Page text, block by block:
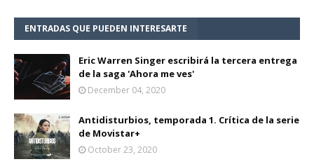
ENTRADAS QUE PUEDEN INTERESARTE
Eric Warren Singer escribirá la tercera entrega
de la saga 'Ahora me ves'
December 04, 2020
Antidisturbios, temporada 1. Crítica de la serie
de Movistar+
October 23, 2020